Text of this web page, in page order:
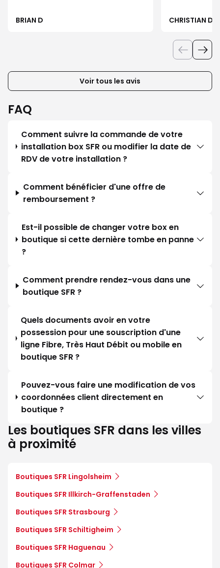
BRIAN D CHRISTIAN D
Voir tous les avis
FAQ
Comment suivre la commande de votre
installation box SFR ou modifier la date de
RDV de votre installation ?
Comment bénéficier d'une offre de
remboursement ?
Est-il possible de changer votre box en
boutique si cette dernière tombe en panne
?
Comment prendre rendez-vous dans une
boutique SFR ?
Quels documents avoir en votre
possession pour une souscription d'une
ligne Fibre, Très Haut Débit ou mobile en
boutique SFR ?
Pouvez-vous faire une modification de vos
coordonnées client directement en
boutique ?
Les boutiques SFR dans les villes
à proximité
Boutiques SFR Lingolsheim
Boutiques SFR Illkirch-Graffenstaden
Boutiques SFR Strasbourg
Boutiques SFR Schiltigheim
Boutiques SFR Haguenau
Boutiques SFR Colmar